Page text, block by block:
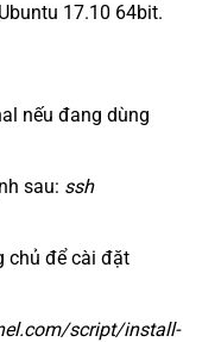
17.10 64bit.
nếu đang dùng
sau: ssh
chủ để cài đặt
script/install-